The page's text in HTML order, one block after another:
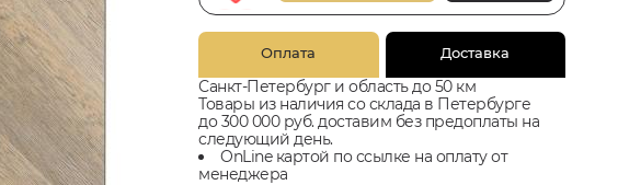
Оплата Доставка
Санкт-Петербург и область до 50 км
Товары из наличия со склада в Петербурге
до 300 000 руб. доставим без предоплаты на
следующий день.
OnLine картой по ссылке на оплату от
менеджера